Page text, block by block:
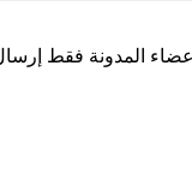
المدونة فقط